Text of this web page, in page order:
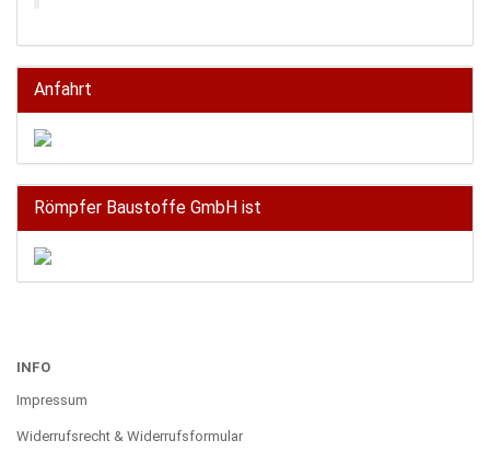
Anfahrt
Römpfer Baustoffe GmbH ist
INFO
Impressum
Widerrufsrecht & Widerrufsformular